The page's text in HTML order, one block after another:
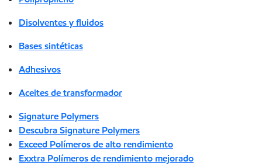
Disolventes y fluidos
Bases sintéticas
Adhesivos
Aceites de transformador
Signature Polymers
Descubra Signature Polymers
Exceed Polímeros de alto rendimiento
Exxtra Polímeros de rendimiento mejorado